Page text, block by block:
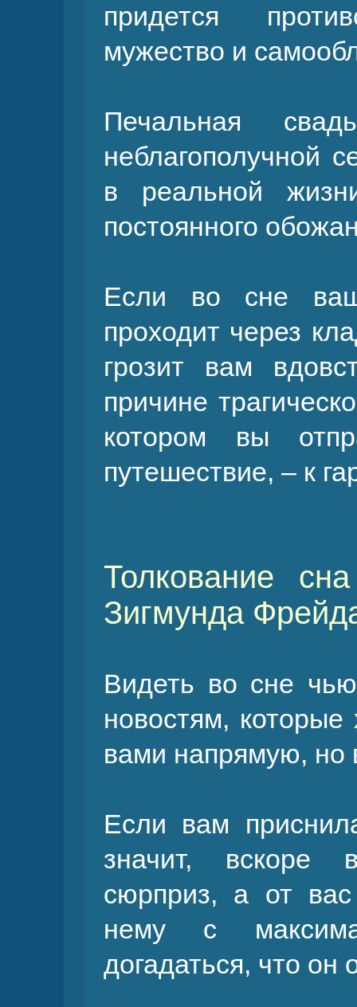
придется
мужество и
Печальная
неблагополучной
в реальной
постоянного
Если во сне
проходит через
грозит вам
причине
котором вы
путешествие, – к
Толкование
Зигмунда
Видеть во сне
новостям,
вами напрямую, но
Если вам
значит, вскоре
сюрприз, а от вас
нему с
догадаться, что он